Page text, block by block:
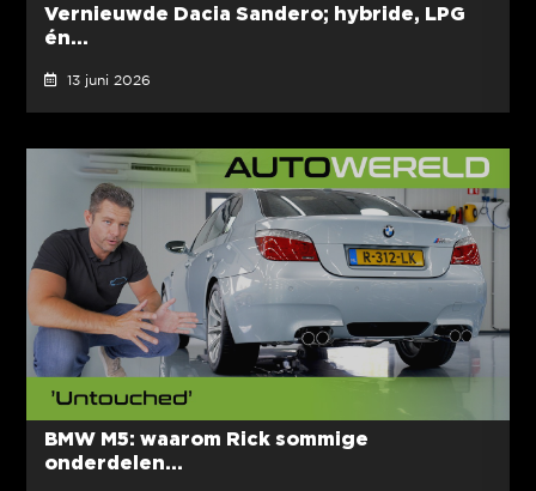
Vernieuwde Dacia Sandero; hybride, LPG
én...
13 juni 2026
BMW M5: waarom Rick sommige
onderdelen...